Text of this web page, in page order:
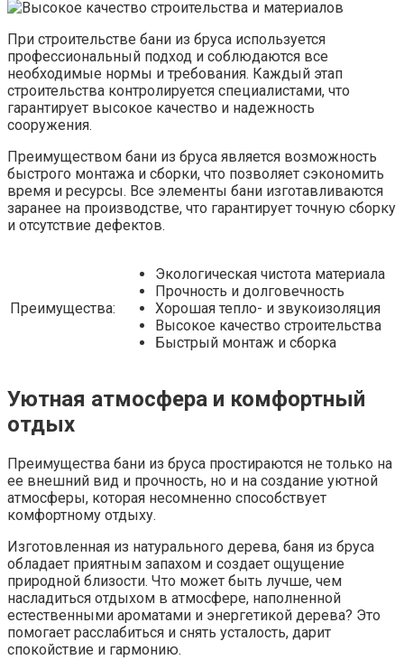
При строительстве бани из бруса используется
профессиональный подход и соблюдаются все
необходимые нормы и требования. Каждый этап
строительства контролируется специалистами, что
гарантирует высокое качество и надежность
сооружения.
Преимуществом бани из бруса является возможность
быстрого монтажа и сборки, что позволяет сэкономить
время и ресурсы. Все элементы бани изготавливаются
заранее на производстве, что гарантирует точную сборку
и отсутствие дефектов.
Преимущества:
Экологическая чистота материала
Прочность и долговечность
Хорошая тепло- и звукоизоляция
Высокое качество строительства
Быстрый монтаж и сборка
Уютная атмосфера и комфортный
отдых
Преимущества бани из бруса простираются не только на
ее внешний вид и прочность, но и на создание уютной
атмосферы, которая несомненно способствует
комфортному отдыху.
Изготовленная из натурального дерева, баня из бруса
обладает приятным запахом и создает ощущение
природной близости. Что может быть лучше, чем
насладиться отдыхом в атмосфере, наполненной
естественными ароматами и энергетикой дерева? Это
помогает расслабиться и снять усталость, дарит
спокойствие и гармонию.